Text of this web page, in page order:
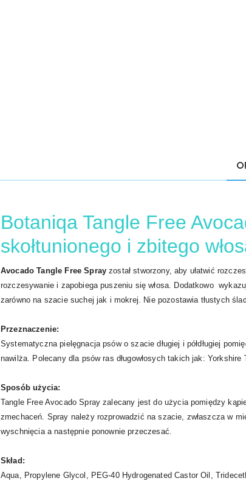
Botaniqa Tangle Free
skołtunionego i zbitego
Avocado Tangle Free Spray został stworzony, aby ułatwić
rozczesywanie i zapobiega puszeniu się włosa. Dodatkowo
zarówno na szacie suchej jak i mokrej. Nie pozostawia tłustych
Przeznaczenie:
Systematyczna pielęgnacja psów o szacie długiej i półdługiej
nawilża. Polecany dla psów ras długowłosych takich jak:
Sposób użycia:
Tangle Free Avocado Spray zalecany jest do użycia pomiędzy
zmechaceń. Spray należy rozprowadzić na szacie, zwłaszcza w
wyschnięcia a następnie ponownie przeczesać.
Skład:
Aqua, Propylene Glycol, PEG-40 Hydrogenated Castor Oil,